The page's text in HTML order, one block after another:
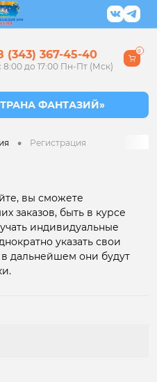
(343) 367-45-40
8:00 до 17:00 Пн-Пт (Мск)
0
• Регистрация
вы сможете
заказов, быть в курсе
индивидуальные
указать свои
дальнейшем они будут